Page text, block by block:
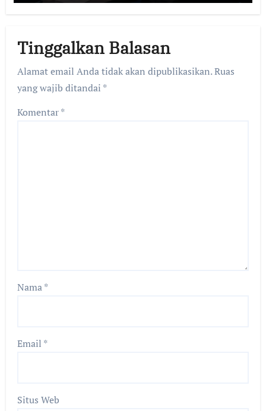
Tinggalkan Balasan
Alamat email Anda tidak akan dipublikasikan.Ruas
yang wajib ditandai *
Komentar*
Nama*
Email *
Situs Web